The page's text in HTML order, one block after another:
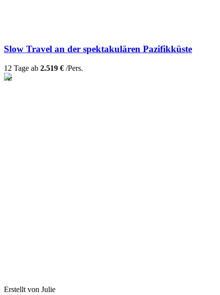
Slow Travel an der spektakulären Pazifikküste
12 Tage ab 2.519 € /Pers.
Erstellt von Julie